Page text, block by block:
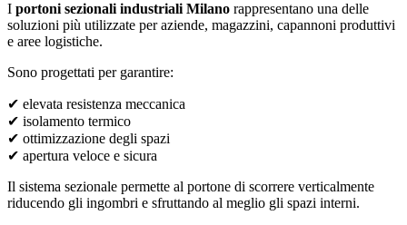
I portoni sezionali industriali Milano rappresentano una delle
soluzioni più utilizzate per aziende, magazzini, capannoni produttivi
e aree logistiche.
Sono progettati per garantire:
✔ elevata resistenza meccanica
✔ isolamento termico
✔ ottimizzazione degli spazi
✔ apertura veloce e sicura
Il sistema sezionale permette al portone di scorrere verticalmente
riducendo gli ingombri e sfruttando al meglio gli spazi interni.